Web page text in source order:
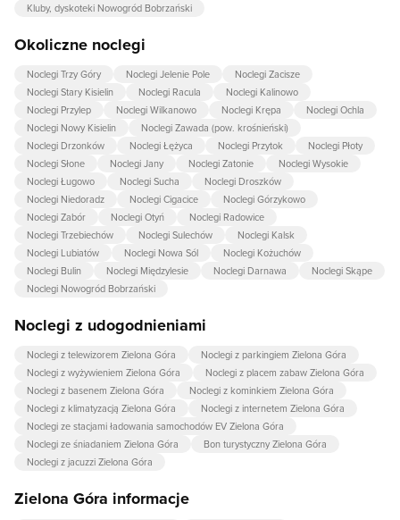
Kluby, dyskoteki Nowogród Bobrzański
Okoliczne noclegi
Noclegi Trzy Góry Noclegi Jelenie Pole
Noclegi Zacisze
Noclegi Stary Kisielin
Noclegi Racula
Noclegi Kalinowo
Noclegi Przylep
Noclegi Wilkanowo Noclegi Krępa
Noclegi Ochla
Noclegi Nowy Kisielin
Noclegi Zawada (pow. krośnieński)
Noclegi Drzonków
Noclegi Łężyca Noclegi Przytok
Noclegi Płoty
Noclegi Słone
Noclegi Jany Noclegi Zatonie
Noclegi Wysokie
Noclegi Ługowo
Noclegi Sucha
Noclegi Droszków
Noclegi Niedoradz
Noclegi Cigacice
Noclegi Górzykowo
Noclegi Zabór
Noclegi Otyń
Noclegi Radowice
Noclegi Trzebiechów
Noclegi Sulechów
Noclegi Kalsk
Noclegi Lubiatów
Noclegi Nowa Sól
Noclegi Kożuchów
Noclegi Bulin
Noclegi Międzylesie Noclegi Darnawa
Noclegi Skąpe
Noclegi Nowogród Bobrzański
Noclegi z udogodnieniami
Noclegi z telewizorem Zielona Góra
Noclegi z parkingiem Zielona Góra
Noclegi z wyżywieniem Zielona Góra
Noclegi z placem zabaw Zielona Góra
Noclegi z basenem Zielona Góra
Noclegi z kominkiem Zielona Góra
Noclegi z klimatyzacją Zielona Góra
Noclegi z internetem Zielona Góra
Noclegi ze stacjami ładowania samochodów EV Zielona Góra
Noclegi ze śniadaniem Zielona Góra
Bon turystyczny Zielona Góra
Noclegi z jacuzzi Zielona Góra
Zielona Góra informacje